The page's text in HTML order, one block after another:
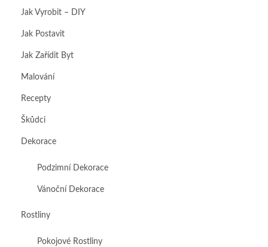
Jak Vyrobit – DIY
Jak Postavit
Jak Zařídit Byt
Malování
Recepty
Škůdci
Dekorace
Podzimní Dekorace
Vánoční Dekorace
Rostliny
Pokojové Rostliny